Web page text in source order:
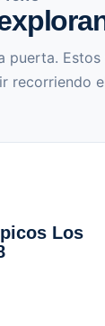
puerta.
recorriendo
Los